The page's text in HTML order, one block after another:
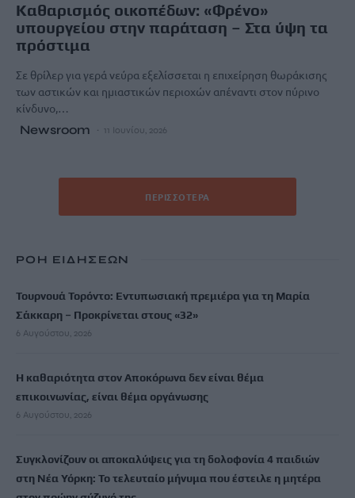
Καθαρισμός οικοπέδων: «Φρένο»
υπουργείου στην παράταση – Στα ύψη τα
πρόστιμα
Σε θρίλερ για γερά νεύρα εξελίσσεται η επιχείρηση θωράκισης
των αστικών και ημιαστικών περιοχών απέναντι στον πύρινο
κίνδυνο,…
Newsroom 11 Ιουνίου, 2026
ΠΕΡΙΣΣΌΤΕΡΑ
ΡΟΗ ΕΙΔΗΣΕΩΝ
Τουρνουά Τορόντο: Εντυπωσιακή πρεμιέρα για τη Μαρία
Σάκκαρη – Προκρίνεται στους «32»
6 Αυγούστου, 2026
Η καθαριότητα στον Αποκόρωνα δεν είναι θέμα
επικοινωνίας, είναι θέμα οργάνωσης
6 Αυγούστου, 2026
Συγκλονίζουν οι αποκαλύψεις για τη δολοφονία 4 παιδιών
στη Νέα Υόρκη: Το τελευταίο μήνυμα που έστειλε η μητέρα